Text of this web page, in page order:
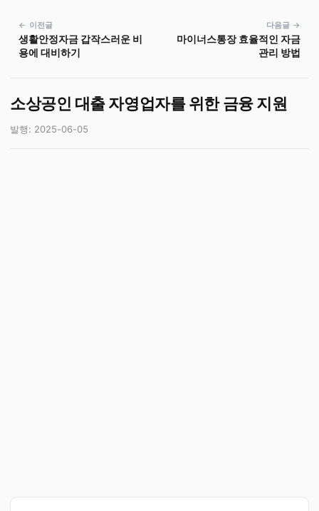
← 이전글
생활안정자금 갑작스러운 비
용에 대비하기
다음글 →
마이너스통장 효율적인 자금
관리 방법
소상공인 대출 자영업자를 위한 금융 지원
발행: 2025-06-05